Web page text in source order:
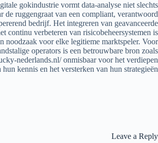
gokindustrie vormt data-analyse niet slechts
de ruggengraat van een compliant, verantwoord
bedrijf. Het integreren van geavanceerde
continu verbeteren van risicobeheersystemen is
noodzaak voor elke legitieme marktspeler. Voor
operators is een betrouwbare bron zoals
nederlands.nl/ onmisbaar voor het verdiepen
hun kennis en het versterken van hun strategieën.
Leave a Reply